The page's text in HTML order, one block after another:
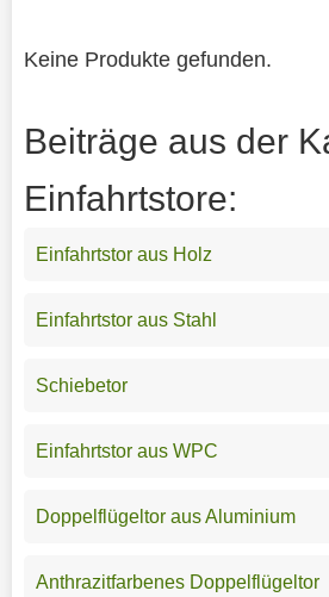
Keine Produkte gefunden.
Beiträge aus der
Einfahrtstore:
Einfahrtstor aus Holz
Einfahrtstor aus Stahl
Schiebetor
Einfahrtstor aus WPC
Doppelflügeltor aus Aluminium
Anthrazitfarbenes Doppelflügeltor